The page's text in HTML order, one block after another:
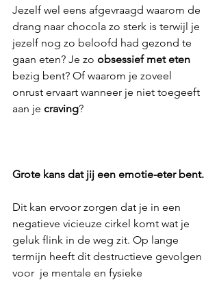
Jezelf wel eens afgevraagd waarom de
drang naar chocola zo sterk is terwijl je
jezelf nog zo beloofd had gezond te
gaan eten? Je zo obsessief met eten
bezig bent? Of waarom je zoveel
onrust ervaart wanneer je niet toegeeft
aan je craving?
Grote kans dat jij een emotie-eter bent.
Dit kan ervoor zorgen dat je in een
negatieve vicieuze cirkel komt wat je
geluk flink in de weg zit. Op lange
termijn heeft dit destructieve gevolgen
voor  je mentale en fysieke